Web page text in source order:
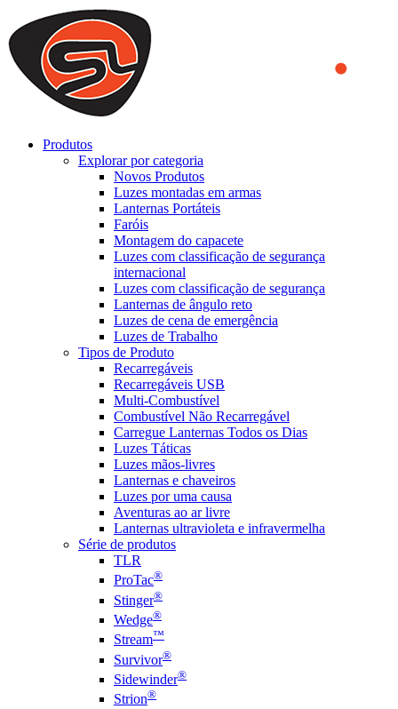
We use cookies to ensure that we provide you the best experience
on our website. By continuing to browse this website, you accept
that cookies are used to help us analyze how the website is used and
to offer you a better experience. To learn more or to find out how
you can disable cookies, you can access our
Produtos
Explorar por categoria
Novos Produtos
Luzes montadas em armas
Lanternas Portáteis
Faróis
Montagem do capacete
Luzes com classificação de segurança
internacional
Luzes com classificação de segurança
Lanternas de ângulo reto
Luzes de cena de emergência
Luzes de Trabalho
Tipos de Produto
Recarregáveis
Recarregáveis USB
Multi-Combustível
Combustível Não Recarregável
Carregue Lanternas Todos os Dias
Luzes Táticas
Luzes mãos-livres
Lanternas e chaveiros
Luzes por uma causa
Aventuras ao ar livre
Lanternas ultravioleta e infravermelha
Série de produtos
TLR
ProTac®
Stinger®
Wedge®
Stream™
Survivor®
Sidewinder®
Strion®